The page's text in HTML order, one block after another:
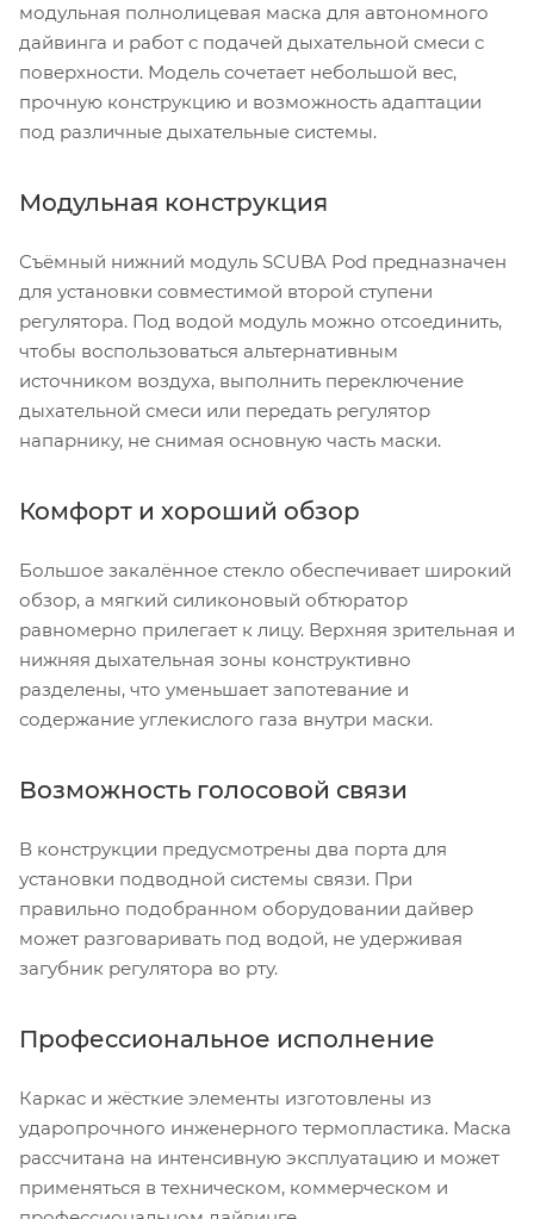
модульная полнолицевая маска для автономного
дайвинга и работ с подачей дыхательной смеси с
поверхности. Модель сочетает небольшой вес,
прочную конструкцию и возможность адаптации
под различные дыхательные системы.
Модульная конструкция
Съёмный нижний модуль SCUBA Pod предназначен
для установки совместимой второй ступени
регулятора. Под водой модуль можно отсоединить,
чтобы воспользоваться альтернативным
источником воздуха, выполнить переключение
дыхательной смеси или передать регулятор
напарнику, не снимая основную часть маски.
Комфорт и хороший обзор
Большое закалённое стекло обеспечивает широкий
обзор, а мягкий силиконовый обтюратор
равномерно прилегает к лицу. Верхняя зрительная и
нижняя дыхательная зоны конструктивно
разделены, что уменьшает запотевание и
содержание углекислого газа внутри маски.
Возможность голосовой связи
В конструкции предусмотрены два порта для
установки подводной системы связи. При
правильно подобранном оборудовании дайвер
может разговаривать под водой, не удерживая
загубник регулятора во рту.
Профессиональное исполнение
Каркас и жёсткие элементы изготовлены из
ударопрочного инженерного термопластика. Маска
рассчитана на интенсивную эксплуатацию и может
применяться в техническом, коммерческом и